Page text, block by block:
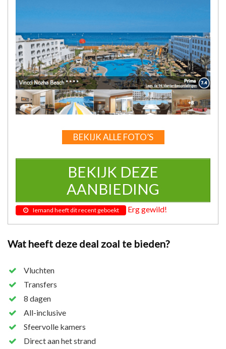
BEKIJK ALLE FOTO’S
BEKIJK DEZE
AANBIEDING
Iemand heeft dit recent geboekt Erg gewild!
Wat heeft deze deal zoal te bieden?
Vluchten
Transfers
8 dagen
All-inclusive
Sfeervolle kamers
Direct aan het strand